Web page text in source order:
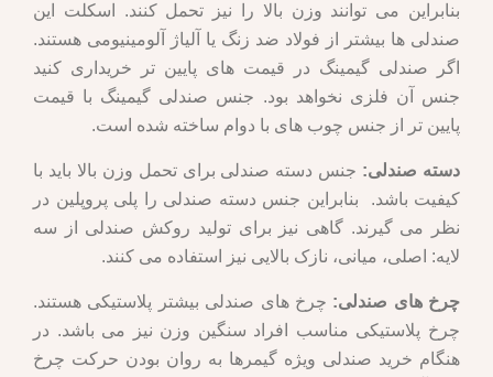
بنابراین می توانند وزن بالا را نیز تحمل کنند. اسکلت این
صندلی ها بیشتر از فولاد ضد زنگ یا آلیاژ آلومینیومی هستند.
اگر صندلی گیمینگ در قیمت های پایین تر خریداری کنید
جنس آن فلزی نخواهد بود. جنس صندلی گیمینگ با قیمت
پایین تر از جنس چوب های با دوام ساخته شده است.
دسته صندلی: جنس دسته صندلی برای تحمل وزن بالا باید با
کیفیت باشد. بنابراین جنس دسته صندلی را پلی پروپلین در
نظر می گیرند. گاهی نیز برای تولید روکش صندلی از سه
لایه: اصلی، میانی، نازک بالایی نیز استفاده می کنند.
چرخ های صندلی: چرخ های صندلی بیشتر پلاستیکی هستند.
چرخ پلاستیکی مناسب افراد سنگین وزن نیز می باشد. در
هنگام خرید صندلی ویژه گیمرها به روان بودن حرکت چرخ